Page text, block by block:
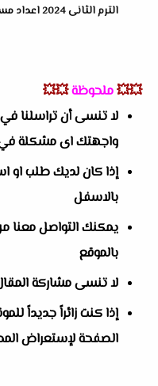
الترم الثانى 2024 اعداد مستر محرم على
💥💥ملحوظة💥💥
لا تنسى أن تراسلنا
واجهتك اى مشكلة
إذا كان لديك طلب او
بالاسفل
يمكنك التواصل معنا
بالموقع
لا تنسى مشاركة
إذا كنت زائراً جديداً
الصفحة لإستعراض